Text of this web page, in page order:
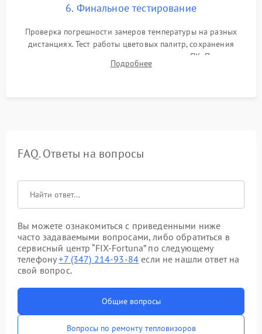
6. Финальное тестирование
Проверка погрешности замеров температуры на разных
дистанциях. Тест работы цветовых палитр, сохранения
термограмм в память и передачи данных на ПК. Проверка
автономности работы и итоговый контроль качества.
Подробнее
FAQ. Ответы на вопросы
Вы можете ознакомиться с приведенными ниже
часто задаваемыми вопросами, либо обратиться в
сервисный центр “FIX-Fortuna” по следующему
телефону+7 (347) 214-93-84 если не нашли ответ на
свой вопрос.
Общие вопросы
Вопросы по ремонту тепловизоров